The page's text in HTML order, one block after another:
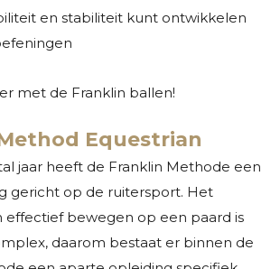
en stabiliteit kunt ontwikkelen
met de Franklin ballen!
Equestrian
jaar heeft de Franklin Methode een
gericht op de ruitersport. Het
effectief bewegen op een paard is
daarom bestaat er binnen de